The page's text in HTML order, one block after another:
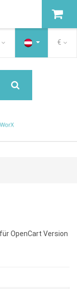
€
OpenCart Version